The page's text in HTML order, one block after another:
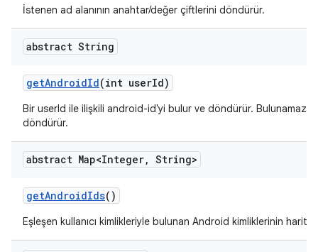
İstenen ad alanının anahtar/değer çiftlerini döndürür.
abstract String
getAndroidId(int userId)
Bir userId ile ilişkili android-id'yi bulur ve döndürür.
döndürür.
abstract Map<Integer, String>
getAndroidIds()
Eşleşen kullanıcı kimlikleriyle bulunan Android kimliklerinin